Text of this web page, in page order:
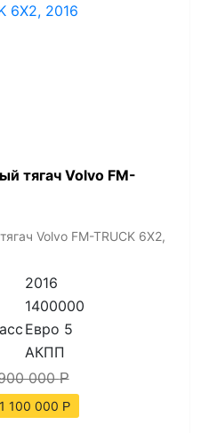
тягач Volvo FM-
Volvo FM-TRUCK 6X2,
2016
1400000
Евро 5
АКПП
000Р
100 000 Р